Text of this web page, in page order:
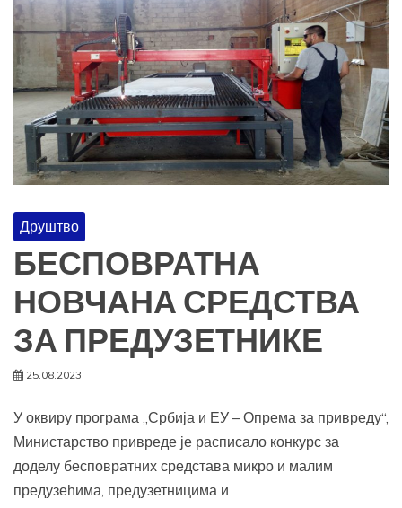
Друштво
БЕСПОВРАТНА
НОВЧАНА СРЕДСТВА
ЗА ПРЕДУЗЕТНИКЕ
25.08.2023.
У оквиру програма „Србија и ЕУ – Опрема за привреду“,
Министарство привреде је расписало конкурс за
доделу бесповратних средстава микро и малим
предузећима, предузетницима и